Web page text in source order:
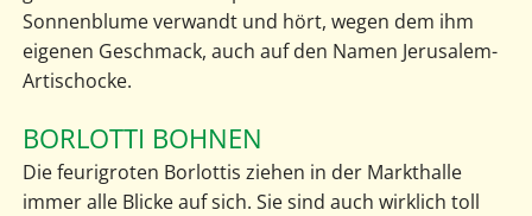
Sonnenblume verwandt und hört, wegen dem ihm
eigenen Geschmack, auch auf den Namen Jerusalem-
Artischocke.
BORLOTTI BOHNEN
Die feurigroten Borlottis ziehen in der Markthalle
immer alle Blicke auf sich. Sie sind auch wirklich toll